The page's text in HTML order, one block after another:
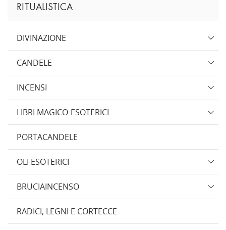
RITUALISTICA
DIVINAZIONE
CANDELE
INCENSI
LIBRI MAGICO-ESOTERICI
PORTACANDELE
OLI ESOTERICI
BRUCIAINCENSO
RADICI, LEGNI E CORTECCE